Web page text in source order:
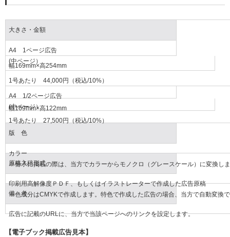
大きさ・金額
A4 1ページ広告
(中ページ）
幅169mm×高254mm
1号あたり 44,000円（税込/10%）
A4 1/2ページ広告
(中ページ）
幅169mm×高122mm
1号あたり 27,500円（税込/10%）
版 色
カラー
※冊子に掲載の際は、当方でカラーからモノクロ（グレースケール）に変換し
原稿入稿形式
印刷用高解像度ＰＤＦ、もしくはイラストレーターで作成した広告原稿
※色成分はCMYKで作成します。特色で作成した広告の場合、当方で自動変換
備 考
広告に記載のURLに、当方で当該ページへのリンクを設定します。
【電子ブック掲載広告見本】